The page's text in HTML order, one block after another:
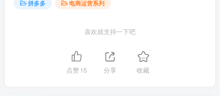
拼多多 电商运营系列
喜欢就支持一下吧
点赞15 分享 收藏